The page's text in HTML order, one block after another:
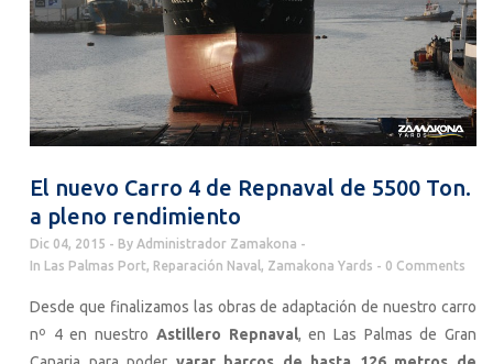
El nuevo Carro 4 de Repnaval de 5500 Ton.
a pleno rendimiento
Dic 04, 2015 By Administrador Zamakona
In Las Palmas Port Reparación Naval Zamakona Yards 0 Comments
Desde que finalizamos las obras de adaptación de nuestro carro
nº 4 en nuestro Astillero Repnaval, en Las Palmas de Gran